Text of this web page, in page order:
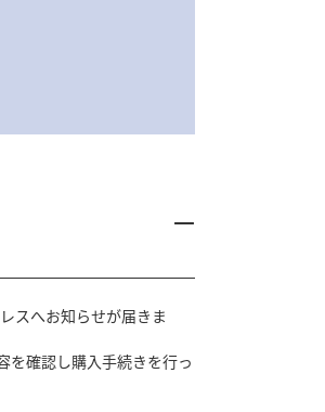
スへお知らせが届きま
を確認し購入手続きを行っ